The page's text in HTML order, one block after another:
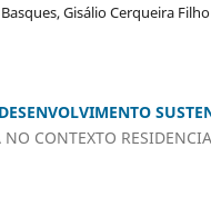
Gisálio Cerqueira Filho
NO CONTEXTO